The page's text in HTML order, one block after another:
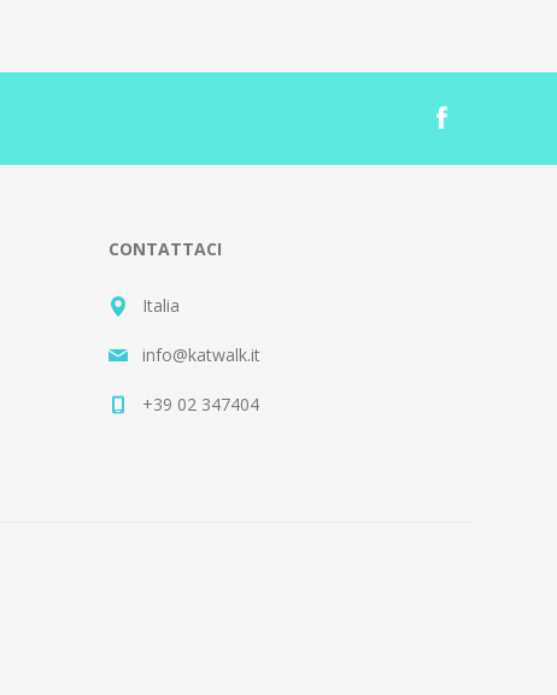
CONTATTACI
Italia
info@katwalk.it
+39 02 347404